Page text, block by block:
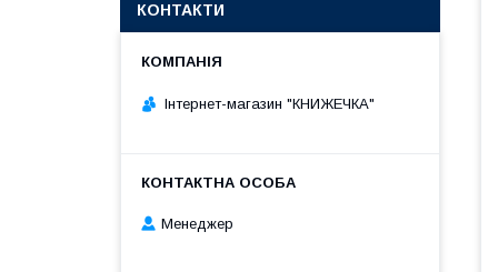
КОНТАКТИ
Інтернет-магазин "КНИЖЕЧКА"
Менеджер